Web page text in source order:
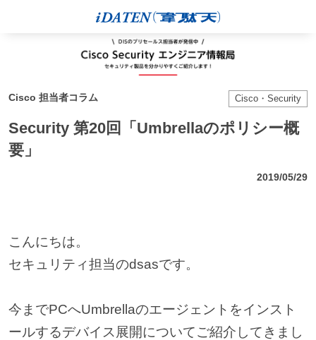
Cisco 担当者コラム Cisco・Security
Security 第20回「Umbrellaのポリシー概
要」
2019/05/29
こんにちは。
セキュリティ担当のdsasです。
今までPCへUmbrellaのエージェントをインスト
ールするデバイス展開についてご紹介してきまし